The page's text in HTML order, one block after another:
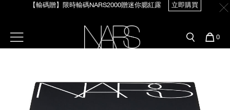
【輸碼贈】限時輸碼NARS2000贈迷你腮紅露 立即購買
【8/3-8/10限定】明星底妝買1送1
新客首購輸＜WELCOME＞享9折
選單"
您
0
官網最新活動
預約金曲獎妝容
官網獨家組合
產品
彩盤及禮盒組
彩妝服務
彩妝專欄
專業彩妝學院